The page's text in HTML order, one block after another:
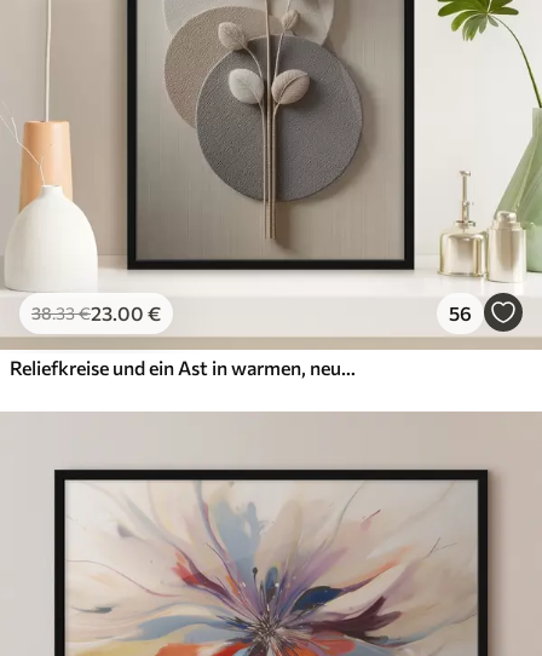
38.33€23.00 € 56
Reliefkreise und ein Ast in warmen, neutralen Farbtönen